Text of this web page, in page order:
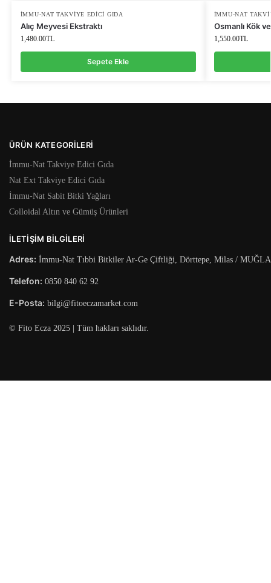
İMMU-NAT TAKVIYE EDICI GIDA
Alıç Meyvesi Ekstraktı
1,480.00TL
Sepete Ekle
İMMU-NAT
Osmanlı Kök
1,550.00TL
ÜRÜN KATEGORILERI
İmmu-Nat Takviye Edici Gıda
Nat Ext Takviye Edici Gıda
İmmu-Nat Sabit Bitki Yağları
Colloidal Altın ve Gümüş Ürünleri
İLETIŞIM BILGILERI
Adres: İmmu-Nat Tıbbi Bitkiler Ar-Ge Çiftliği, Dörttepe, Milas / MUĞLA
Telefon: 0850 840 62 92
E-Posta: bilgi@fitoeczamarket.com
© Fito Ecza 2025 | Tüm hakları saklıdır.